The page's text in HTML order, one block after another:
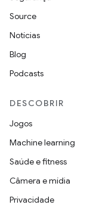
Source
Notícias
Blog
Podcasts
DESCOBRIR
Jogos
Machine learning
Saúde e fitness
Câmera e mídia
Privacidade